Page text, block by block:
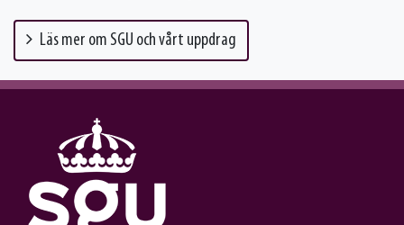
Läs mer om SGU och vårt uppdrag